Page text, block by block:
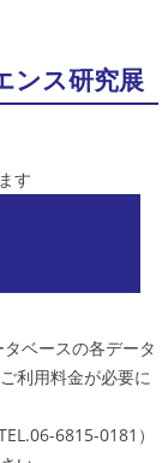
ンス研究展
す
ベースの各データ
利用料金が必要に
6815-0181）